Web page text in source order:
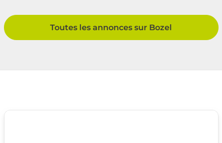
Toutes les annonces sur Bozel